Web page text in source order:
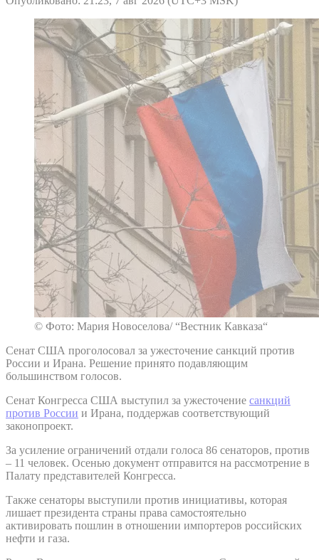
© Фото: Мария Новоселова/ “Вестник Кавказа“
Сенат США проголосовал за ужесточение санкций против
России и Ирана. Решение принято подавляющим
большинством голосов.
Сенат Конгресса США выступил за ужесточение санкций
против России и Ирана, поддержав соответствующий
законопроект.
За усиление ограничений отдали голоса 86 сенаторов, против
– 11 человек. Осенью документ отправится на рассмотрение в
Палату представителей Конгресса.
Также сенаторы выступили против инициативы, которая
лишает президента страны права самостоятельно
активировать пошлин в отношении импортеров российских
нефти и газа.